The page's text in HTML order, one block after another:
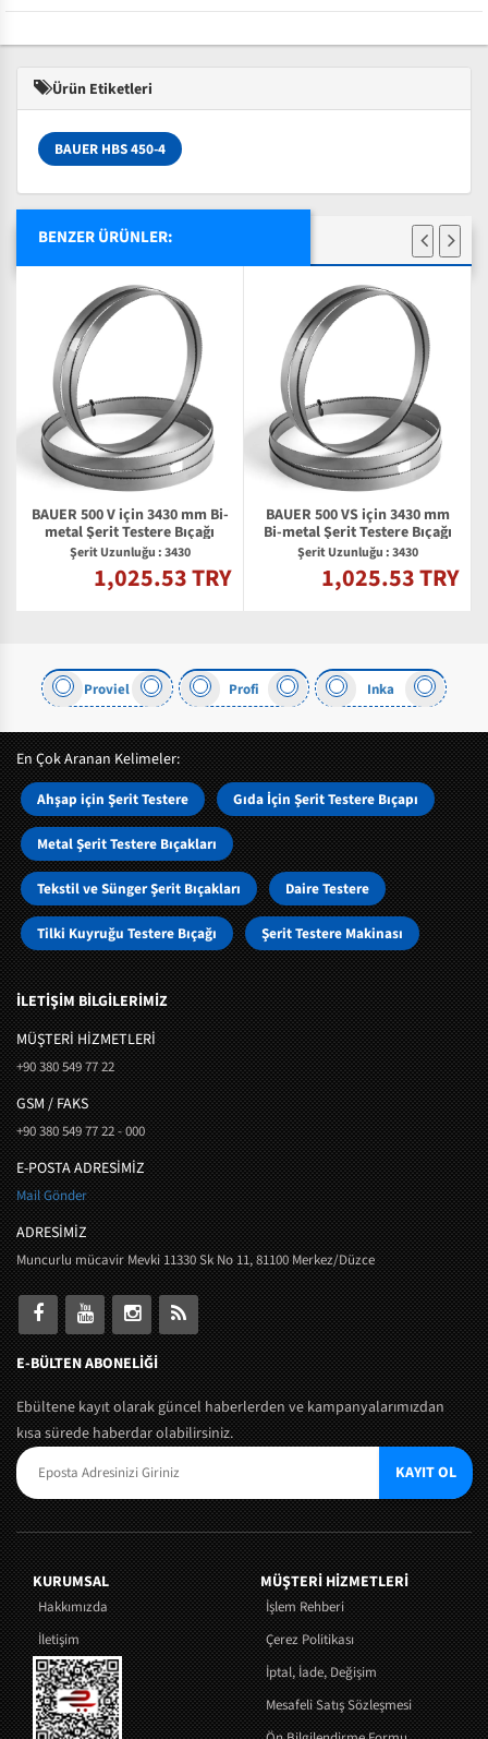
Ürün Etiketleri
BAUER HBS 450-4
BENZER ÜRÜNLER:
BAUER 500 V için 3430 mm Bi-
metal Şerit Testere Bıçağı
Şerit Uzunluğu : 3430
1,025.53 TRY
BAUER 500 VS için 3430 mm
Bi-metal Şerit Testere Bıçağı
Şerit Uzunluğu : 3430
1,025.53 TRY
Proviel Profi Inka
En Çok Aranan Kelimeler:
Ahşap için Şerit Testere Gıda İçin Şerit Testere Bıçapı
Metal Şerit Testere Bıçakları
Tekstil ve Sünger Şerit Bıçakları Daire Testere
Tilki Kuyruğu Testere Bıçağı Şerit Testere Makinası
İLETİŞİM BİLGİLERİMİZ
MÜŞTERI HIZMETLERI
+90 380 549 77 22
GSM / FAKS
+90 380 549 77 22 - 000
E-POSTA ADRESİMİZ
Mail Gönder
ADRESİMİZ
Muncurlu mücavir Mevki 11330 Sk No 11, 81100 Merkez/Düzce
E-BÜLTEN ABONELİĞİ
Ebültene kayıt olarak güncel haberlerden ve kampanyalarımızdan
kısa sürede haberdar olabilirsiniz.
KAYIT OL
KURUMSAL
Hakkımızda
İletişim
MÜŞTERI HIZMETLERI
İşlem Rehberi
Çerez Politikası
İptal, İade, Değişim
Mesafeli Satış Sözleşmesi